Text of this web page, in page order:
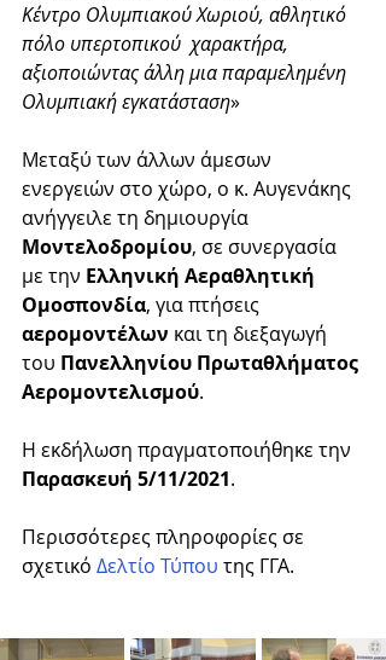
Κέντρο Ολυμπιακού Χωριού, αθλητικό
πόλο υπερτοπικού  χαρακτήρα,
αξιοποιώντας άλλη μια παραμελημένη
Ολυμπιακή εγκατάσταση»
Μεταξύ των άλλων άμεσων
ενεργειών στο χώρο, ο κ. Αυγενάκης
ανήγγειλε τη δημιουργία
Μοντελοδρομίου, σε συνεργασία
με την Ελληνική Αεραθλητική
Ομοσπονδία, για πτήσεις
αερομοντέλων και τη διεξαγωγή
του Πανελληνίου Πρωταθλήματος
Αερομοντελισμού.
Η εκδήλωση πραγματοποιήθηκε την
Παρασκευή 5/11/2021.
Περισσότερες πληροφορίες σε
σχετικό Δελτίο Τύπου της ΓΓΑ.